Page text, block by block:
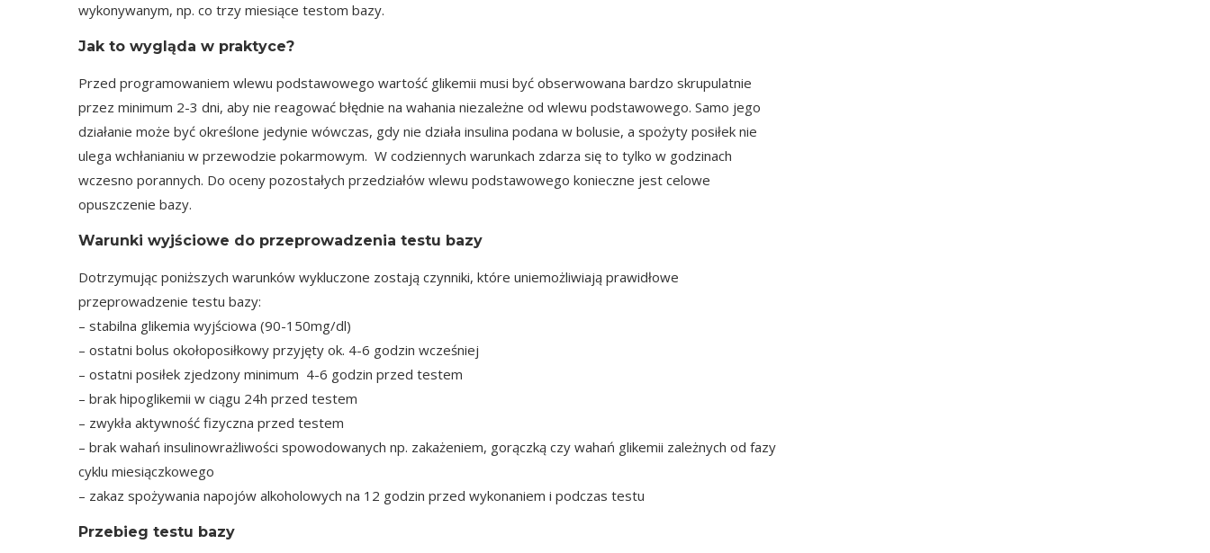
wykonywanym, np. co trzy miesiące testom bazy.
Jak to wygląda w praktyce?
Przed programowaniem wlewu podstawowego wartość glikemii musi być obserwowana bardzo skrupulatnie
przez minimum 2-3 dni, aby nie reagować błędnie na wahania niezależne od wlewu podstawowego. Samo jego
działanie może być określone jedynie wówczas, gdy nie działa insulina podana w bolusie, a spożyty posiłek nie
ulega wchłanianiu w przewodzie pokarmowym. W codziennych warunkach zdarza się to tylko w godzinach
wczesno porannych. Do oceny pozostałych przedziałów wlewu podstawowego konieczne jest celowe
opuszczenie bazy.
Warunki wyjściowe do przeprowadzenia testu bazy
Dotrzymując poniższych warunków wykluczone zostają czynniki, które uniemożliwiają prawidłowe
przeprowadzenie testu bazy:
– stabilna glikemia wyjściowa (90-150mg/dl)
– ostatni bolus okołoposiłkowy przyjęty ok. 4-6 godzin wcześniej
– ostatni posiłek zjedzony minimum 4-6 godzin przed testem
– brak hipoglikemii w ciągu 24h przed testem
– zwykła aktywność fizyczna przed testem
– brak wahań insulinowrażliwości spowodowanych np. zakażeniem, gorączką czy wahań glikemii zależnych od fazy
cyklu miesiączkowego
– zakaz spożywania napojów alkoholowych na 12 godzin przed wykonaniem i podczas testu
Przebieg testu bazy